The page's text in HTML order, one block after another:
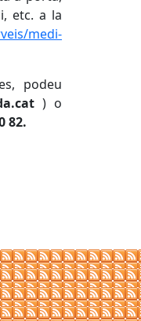
etc. a la
medi-
podeu
) o
82.